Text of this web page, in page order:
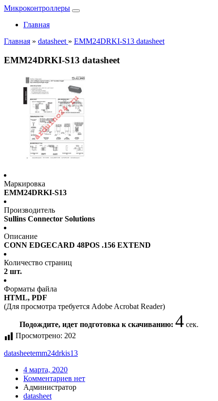
Микроконтроллеры
Главная
Главная » datasheet » EMM24DRKI-S13 datasheet
EMM24DRKI-S13 datasheet
Маркировка
EMM24DRKI-S13
Производитель
Sullins Connector Solutions
Описание
CONN EDGECARD 48POS .156 EXTEND
Количество страниц
2 шт.
Форматы файла
HTML, PDF
(Для просмотра требуется Adobe Acrobat Reader)
Подождите, идет подготовка к скачиванию: 4 сек.
Просмотрено: 202
datasheetemm24drkis13
4 марта, 2020
Комментариев нет
Администратор
datasheet